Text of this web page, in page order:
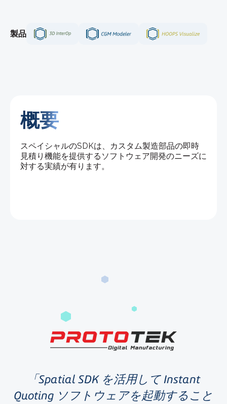
製品
概要
スペイシャルのSDKは、カスタム製造部品の即時
見積り機能を提供するソフトウェア開発のニーズに
対する実績が有ります。
Spatial SDK を活用して Instant
Quoting ソフトウェアを起動すること